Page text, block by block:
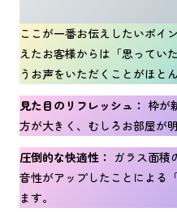
ここが一番お伝えしたいポイ
えたお客様からは「思ってい
うお声をいただくことがほと
見た目のリフレッシュ： 枠が
方が大きく、むしろお部屋が
圧倒的な快適性： ガラス面積
音性がアップしたことによる
ます。